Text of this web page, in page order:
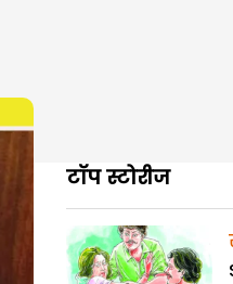
टॉप स्टोरीज